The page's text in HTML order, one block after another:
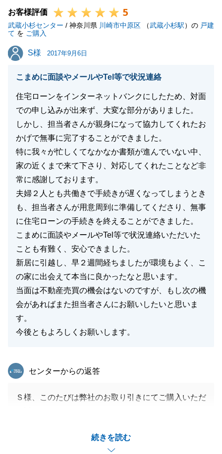
お客様評価 5
武蔵小杉センター / 神奈川県 川崎市中原区 （武蔵小杉駅）の 戸建
て を ご購入
S様
S様 2017年9月6日
こまめに面談やメールやTel等で状況連絡
住宅ローンをインターネットバンクにしたため、対面
での申し込みが出来ず、大変な部分がありました。
しかし、担当者さんが親身になって協力してくれたお
かげで無事に完了することができました。
特に我々が忙しくてなかなか書類が進んでいない中、
家の近くまで来て下さり、対応してくれたことなど非
常に感謝しております。
夫婦２人とも共働きで手続きが遅くなってしまうとき
も、担当者さんが用意周到に準備してくださり、無事
に住宅ローンの手続きを終えることができました。
こまめに面談やメールやTel等で状況連絡いただいた
ことも有難く、安心できました。
新居に引越し、早２週間経ちましたが環境もよく、こ
の家に出会えて本当に良かったなと思います。
当面は不動産売買の機会はないのですが、もし次の機
会があればまた担当者さんにお願いしたいと思いま
す。
今後ともよろしくお願いします。
続きを読む
東急リバブル
センターからの返答
Ｓ様、このたびは弊社のお取り引きにてご購入いただ
ただきましたこと、心より御礼申し上げます。